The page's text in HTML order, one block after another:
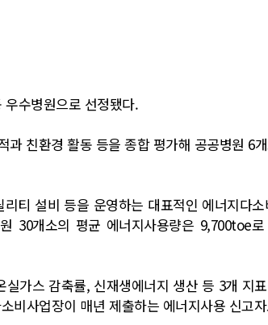
우수병원으로 선정됐다.
친환경 활동 등을 종합 평가해 공공병원 6
티 설비 등을 운영하는 대표적인 에너지다
30개소의 평균 에너지사용량은 9,700toe
가스 감축률, 신재생에너지 생산 등 3개 지
비사업장이 매년 제출하는 에너지사용 신고